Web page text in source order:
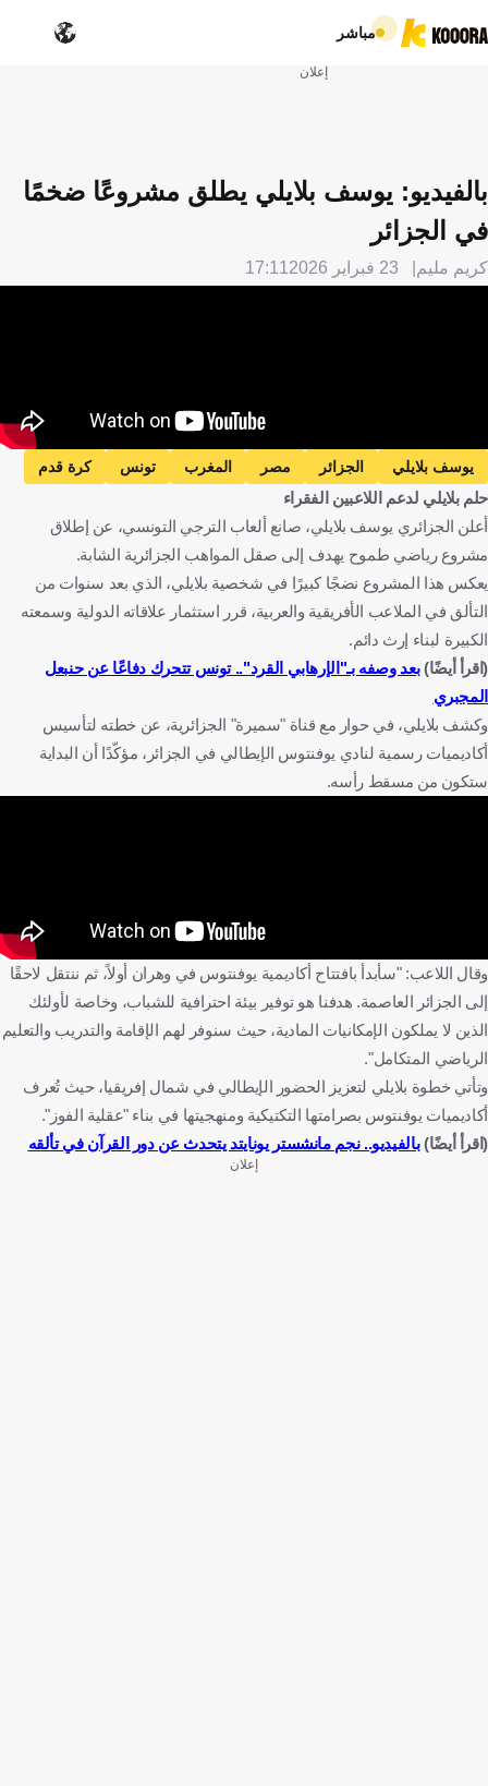
مباشر
إعلان
بالفيديو: يوسف بلايلي يطلق مشروعًا ضخمًا
في الجزائر
كريم مليم 23 فبراير 2026 17:11
يوسف بلايلي الجزائر مصر المغرب تونس كرة قدم
حلم بلايلي لدعم اللاعبين الفقراء
أعلن الجزائري يوسف بلايلي، صانع ألعاب الترجي التونسي، عن إطلاق
مشروع رياضي طموح يهدف إلى صقل المواهب الجزائرية الشابة.
يعكس هذا المشروع نضجًا كبيرًا في شخصية بلايلي، الذي بعد سنوات من
التألق في الملاعب الأفريقية والعربية، قرر استثمار علاقاته الدولية وسمعته
الكبيرة لبناء إرث دائم.
(اقرأ أيضًا)بعد وصفه بـ"الإرهابي القرد".. تونس تتحرك دفاعًا عن حنبعل
المجبري
وكشف بلايلي، في حوار مع قناة "سميرة" الجزائرية، عن خطته لتأسيس
أكاديميات رسمية لنادي يوفنتوس الإيطالي في الجزائر، مؤكّدًا أن البداية
ستكون من مسقط رأسه.
وقال اللاعب: "سأبدأ بافتتاح أكاديمية يوفنتوس في وهران أولاً، ثم ننتقل لاحقًا
إلى الجزائر العاصمة. هدفنا هو توفير بيئة احترافية للشباب، وخاصة لأولئك
الذين لا يملكون الإمكانيات المادية، حيث سنوفر لهم الإقامة والتدريب والتعليم
الرياضي المتكامل".
وتأتي خطوة بلايلي لتعزيز الحضور الإيطالي في شمال إفريقيا، حيث تُعرف
أكاديميات يوفنتوس بصرامتها التكتيكية ومنهجيتها في بناء "عقلية الفوز".
(اقرأ أيضًا)بالفيديو.. نجم مانشستر يونايتد يتحدث عن دور القرآن في تألقه
إعلان